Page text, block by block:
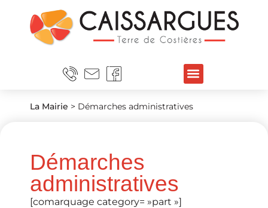
La Mairie > Démarches administratives
Démarches
administratives
[comarquage category= »part »]